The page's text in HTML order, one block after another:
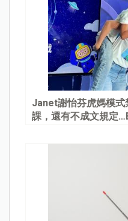
Janet謝怡芬虎媽模式
課，還有不成文規定